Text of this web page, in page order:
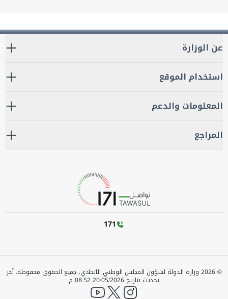
عن الوزارة
استخدام الموقع
المعلومات والدعم
المراجع
171
©
2026 وزارة الدولة لشؤون المجلس الوطني الاتحادي. جميع الحقوق محفوظة.آخر
تحديث بتاريخ 20/05/2026 08:52 م
instagram
twitter
YouTube